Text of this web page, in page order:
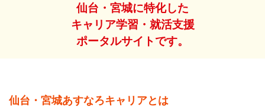
仙台・宮城に特化した
キャリア学習・就活支援
ポータルサイトです。
仙台・宮城あすなろキャリアとは